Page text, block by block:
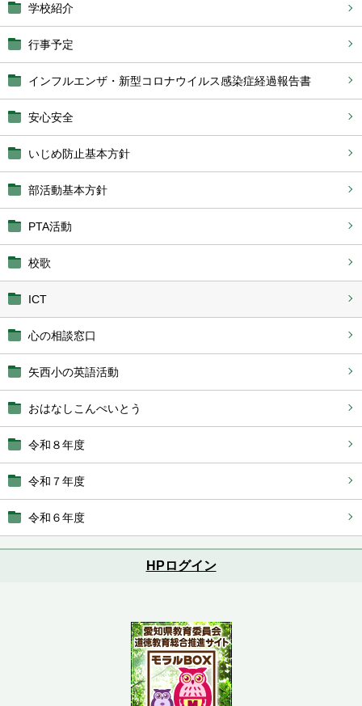
学校紹介
行事予定
インフルエンザ・新型コロナウイルス感染症経過報告書
安心安全
いじめ防止基本方針
部活動基本方針
PTA活動
校歌
ICT
心の相談窓口
矢西小の英語活動
おはなしこんぺいとう
令和８年度
令和７年度
令和６年度
HPログイン